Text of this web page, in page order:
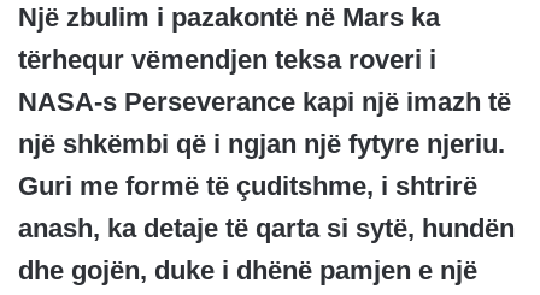
Një zbulim i pazakontë në Mars ka
tërhequr vëmendjen teksa roveri i
NASA-s Perseverance kapi një imazh të
një shkëmbi që i ngjan një fytyre njeriu.
Guri me formë të çuditshme, i shtrirë
anash, ka detaje të qarta si sytë, hundën
dhe gojën, duke i dhënë pamjen e një